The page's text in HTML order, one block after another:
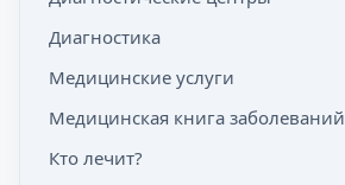
Диагностика
Медицинские услуги
Медицинская книга заболеваний
Кто лечит?